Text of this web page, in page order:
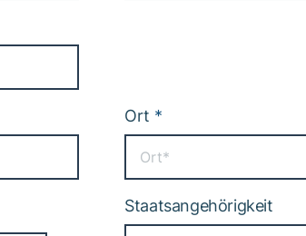
Ort *
Staatsangehörigkeit